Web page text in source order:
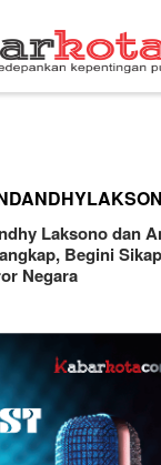
Laksono dan
Begini
Negara